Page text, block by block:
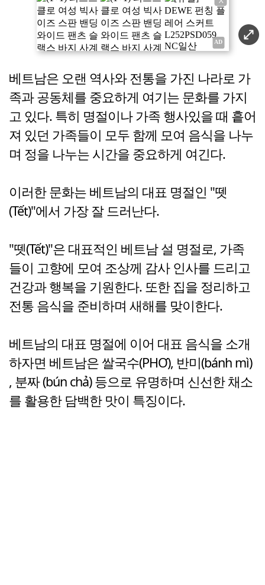
베트남은 오랜 역사와 전통을 가진 나라로 가
족과 공동체를 중요하게 여기는 문화를 가지
고 있다. 특히 명절이나 가족 행사있을 때 흩어
져 있던 가족들이 모두 함께 모여 음식을 나누
며 정을 나누는 시간을 중요하게 여긴다.
이러한 문화는 베트남의 대표 명절인 "뗏
(Tết)"에서 가장 잘 드러난다.
"뗏(Tết)"은 대표적인 베트남 설 명절로, 가족
들이 고향에 모여 조상께 감사 인사를 드리고
건강과 행복을 기원한다. 또한 집을 정리하고
전통 음식을 준비하며 새해를 맞이한다.
베트남의 대표 명절에 이어 대표 음식을 소개
하자면 베트남은 쌀국수(PHƠ), 반미(bánh mì)
, 분짜 (bún chả) 등으로 유명하며 신선한 채소
를 활용한 담백한 맛이 특징이다.